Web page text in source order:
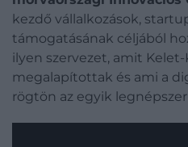
kezdő vállalkozások,
támogatásának céljából
ilyen szervezet, amit
megalapítottak és ami a
rögtön az egyik